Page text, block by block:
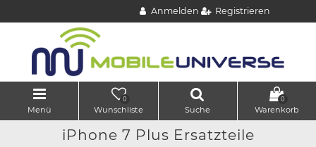
Anmelden Registrieren
Menü
0
Wunschliste Suche
0
Warenkorb
iPhone 7 Plus Ersatzteile